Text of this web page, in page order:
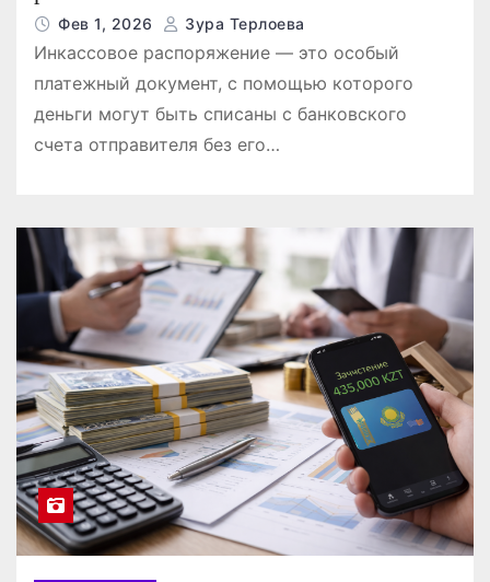
Фев 1, 2026 Зура Терлоева
Инкассовое распоряжение — это особый
платежный документ, с помощью которого
деньги могут быть списаны с банковского
счета отправителя без его…